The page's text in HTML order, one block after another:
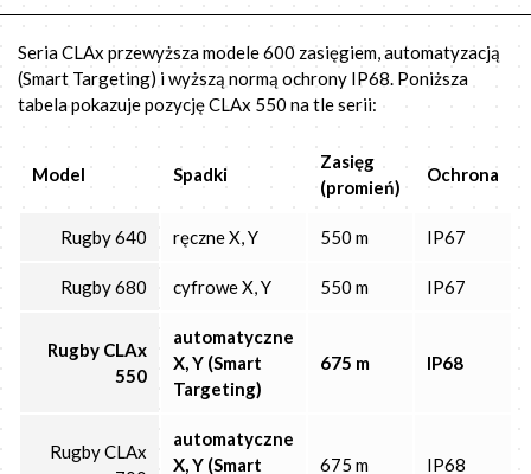
Seria CLAx przewyższa modele 600 zasięgiem, automatyzacją
(Smart Targeting) i wyższą normą ochrony IP68. Poniższa
tabela pokazuje pozycję CLAx 550 na tle serii:
Model Spadki
Zasięg
(promień)
Ochrona
Rugby 640 ręczne X, Y 550 m IP67
Rugby 680 cyfrowe X, Y 550 m IP67
Rugby CLAx
550
automatyczne
X, Y (Smart
Targeting)
675 m IP68
Rugby CLAx
automatyczne
X, Y (Smart
675 m IP68